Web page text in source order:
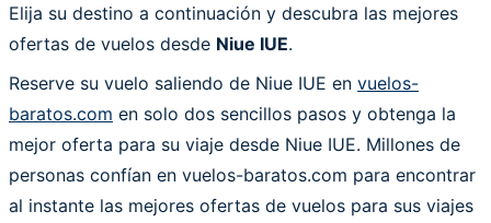
Elija su destino a continuación y descubra las mejores
ofertas de vuelos desde Niue IUE.
Reserve su vuelo saliendo de Niue IUE en vuelos-
baratos.com en solo dos sencillos pasos y obtenga la
mejor oferta para su viaje desde Niue IUE. Millones de
personas confían en vuelos-baratos.com para encontrar
al instante las mejores ofertas de vuelos para sus viajes